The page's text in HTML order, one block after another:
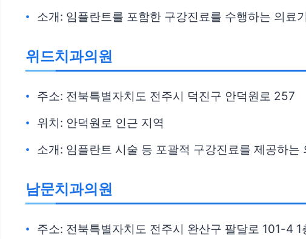
소개: 임플란트를 포함한 구강진료를 수행하는 의료
위드치과의원
주소: 전북특별자치도 전주시 덕진구 안덕원로 257
위치: 안덕원로 인근 지역
소개: 임플란트 시술 등 포괄적 구강진료를 제공하는
남문치과의원
주소: 전북특별자치도 전주시 완산구 팔달로 101-4 1